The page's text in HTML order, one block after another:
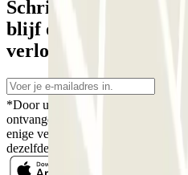
Schrijf je in voor
blijf op de hoogte van
verlotingen en vele
*Door u in te schrijven aanvaardt u
ontvangen van commerciële
enige verplichting kunt u zich
dezelfde nieuwsbrief.